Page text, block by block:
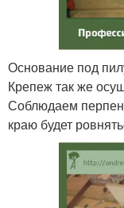
Основание под
Крепеж так же
Соблюдаем
краю будет